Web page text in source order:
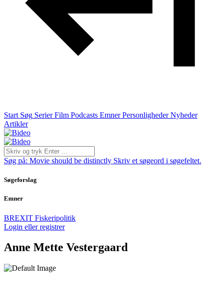
Start Søg Serier Film Podcasts Emner Personligheder Nyheder
Artikler
Søg på: Movie should be distinctly Skriv et søgeord i søgefeltet.
Søgeforslag
Emner
BREXIT Fiskeripolitik
Login eller registrer
Anne Mette Vestergaard